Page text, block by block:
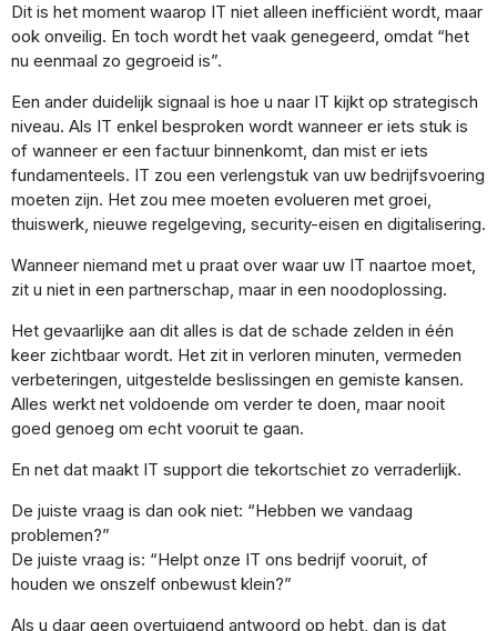
Dit is het moment waarop IT niet alleen inefficiënt wordt, maar
ook onveilig. En toch wordt het vaak genegeerd, omdat “het
nu eenmaal zo gegroeid is”.
Een ander duidelijk signaal is hoe u naar IT kijkt op strategisch
niveau. Als IT enkel besproken wordt wanneer er iets stuk is
of wanneer er een factuur binnenkomt, dan mist er iets
fundamenteels. IT zou een verlengstuk van uw bedrijfsvoering
moeten zijn. Het zou mee moeten evolueren met groei,
thuiswerk, nieuwe regelgeving, security-eisen en digitalisering.
Wanneer niemand met u praat over waar uw IT naartoe moet,
zit u niet in een partnerschap, maar in een noodoplossing.
Het gevaarlijke aan dit alles is dat de schade zelden in één
keer zichtbaar wordt. Het zit in verloren minuten, vermeden
verbeteringen, uitgestelde beslissingen en gemiste kansen.
Alles werkt net voldoende om verder te doen, maar nooit
goed genoeg om echt vooruit te gaan.
En net dat maakt IT support die tekortschiet zo verraderlijk.
De juiste vraag is dan ook niet: “Hebben we vandaag
problemen?”
De juiste vraag is: “Helpt onze IT ons bedrijf vooruit, of
houden we onszelf onbewust klein?”
Als u daar geen overtuigend antwoord op hebt, dan is dat